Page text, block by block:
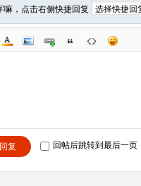
嘛，点击右侧快捷回复
复 回帖后跳转到最后一页